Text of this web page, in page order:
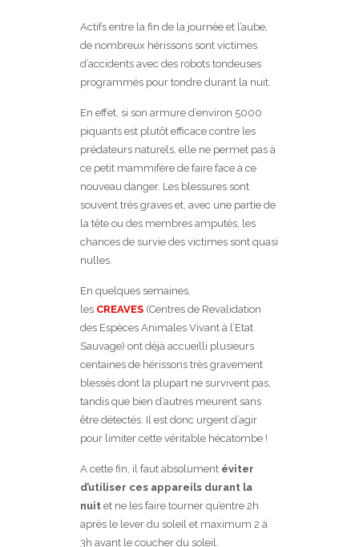
Actifs entre la fin de la journée et l’aube,
de nombreux hérissons sont victimes
d’accidents avec des robots tondeuses
programmés pour tondre durant la nuit.
En effet, si son armure d’environ 5000
piquants est plutôt efficace contre les
prédateurs naturels, elle ne permet pas à
ce petit mammifère de faire face à ce
nouveau danger. Les blessures sont
souvent très graves et, avec une partie de
la tête ou des membres amputés, les
chances de survie des victimes sont quasi
nulles.
En quelques semaines,
les CREAVES (Centres de Revalidation
des Espèces Animales Vivant à l’Etat
Sauvage) ont déjà accueilli plusieurs
centaines de hérissons très gravement
blessés dont la plupart ne survivent pas,
tandis que bien d’autres meurent sans
être détectés. Il est donc urgent d’agir
pour limiter cette véritable hécatombe !
A cette fin, il faut absolument éviter
d’utiliser ces appareils durant la
nuit et ne les faire tourner qu’entre 2h
après le lever du soleil et maximum 2 à
3h avant le coucher du soleil.